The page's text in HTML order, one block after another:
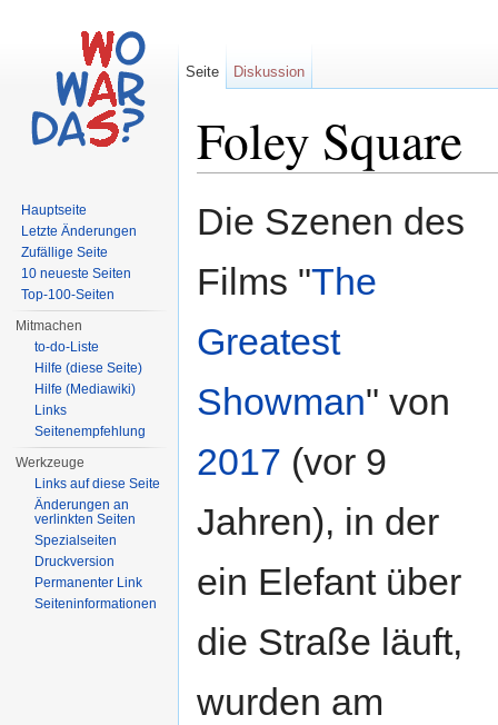
Foley Square
Die Szenen des
Films "The
Greatest
Showman" von
2017 (vor 9
Jahren), in der
ein Elefant über
die Straße läuft,
wurden am
Seite Diskussion
Hauptseite
Letzte Änderungen
Zufällige Seite
10 neueste Seiten
Top-100-Seiten
Mitmachen
to-do-Liste
Hilfe (diese Seite)
Hilfe (Mediawiki)
Links
Seitenempfehlung
Werkzeuge
Links auf diese Seite
Änderungen an
verlinkten Seiten
Spezialseiten
Druckversion
Permanenter Link
Seiteninformationen